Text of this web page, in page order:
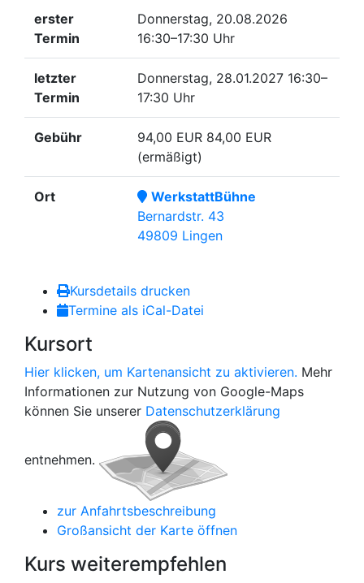
erster
Termin
Donnerstag, 20.08.2026
16:30–17:30 Uhr
letzter
Termin
Donnerstag, 28.01.2027 16:30–
17:30 Uhr
Gebühr 94,00 EUR 84,00 EUR
(ermäßigt)
Ort
WerkstattBühne
Bernardstr. 43
49809 Lingen
Kursdetails drucken
Termine als iCal-Datei
Kursort
Hier klicken, um Kartenansicht zu aktivieren. Mehr
Informationen zur Nutzung von Google-Maps
können Sie unserer Datenschutzerklärung
entnehmen.
zur Anfahrtsbeschreibung
Großansicht der Karte öffnen
Kurs weiterempfehlen